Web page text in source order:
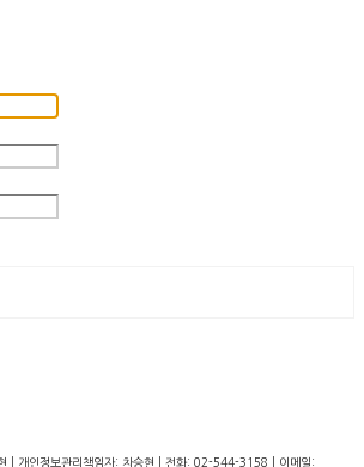
| 개인정보관리책임자: 차승현 | 전화: 02-544-3158 | 이메일: